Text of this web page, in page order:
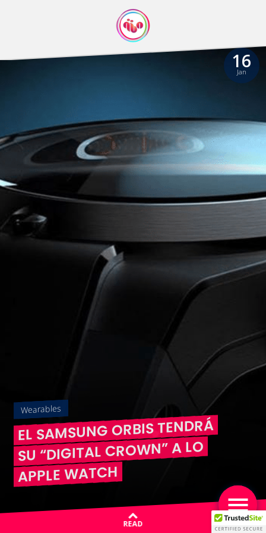
16
Jan
Wearables
EL SAMSUNG ORBIS TENDRÁ
SU “DIGITAL CROWN” A LO
APPLE WATCH
READ